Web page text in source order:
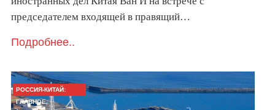
председателем входящей в правящий…
Подробнее..
РОССИЯ-КИТАЙ:
ГЛАВНОЕ